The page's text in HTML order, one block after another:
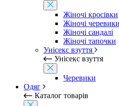
Жіночі кросівки
Жіночі черевики
Жіночі сандалі
Жіночі тапочки
Унісекс взуття
Унісекс взуття
Черевики
Одяг
Каталог товарів